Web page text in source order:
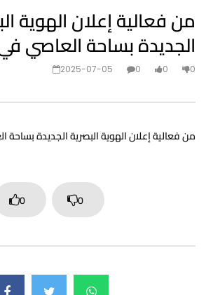
من فعالية إعلان الهوية
الجديدة بساحة العاصي
2025-07-05 0 0 0
من فعالية إعلان الهوية البصرية الجديدة
0 0